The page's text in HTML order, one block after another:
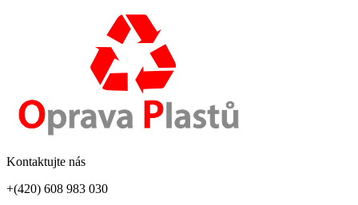
Kontaktujte nás
+(420) 608 983 030